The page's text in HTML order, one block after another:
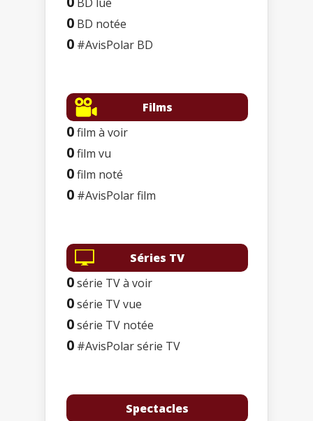
0 BD notée
0 #AvisPolar BD
Films
0film à voir
0film vu
0film noté
0 #AvisPolar film
Séries TV
0série TV à voir
0série TV vue
0série TV notée
0 #AvisPolar série TV
Spectacles